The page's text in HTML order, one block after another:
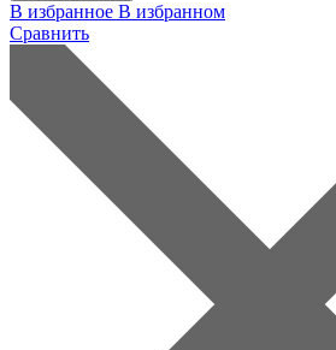
В избранное В избранном
Сравнить